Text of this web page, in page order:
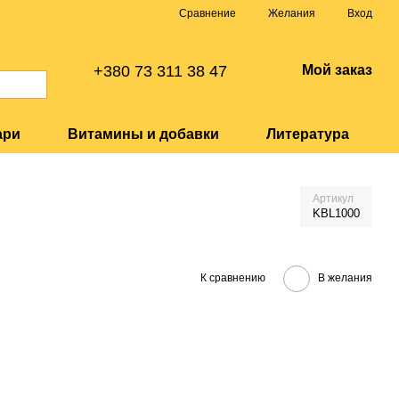
Сравнение Желания Вход
+380 73 311 38 47 Мой заказ
Витамины и добавки Литература
Артикул
KBL1000
К сравнению В желания